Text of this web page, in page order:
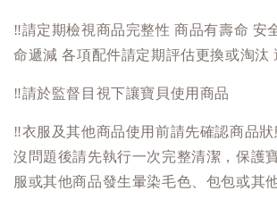
‼️請定期檢視商品完整性 商品有壽命 安
命遞減 各項配件請定期評估更換或淘汰
‼️請於監督目視下讓寶貝使用商品
‼️衣服及其他商品使用前請先確認商品
沒問題後請先執行一次完整清潔，保護
服或其他商品發生暈染毛色、包包或其